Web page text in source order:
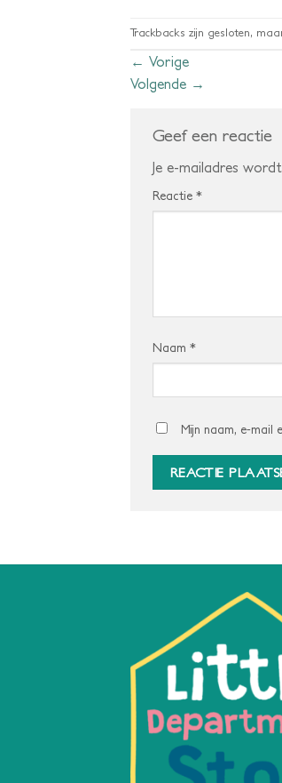
Trackbacks zijn gesloten,
← Vorige
Volgende →
Geef een reactie
Je e-mailadres
Reactie *
Naam *
Mijn naam, e-mail